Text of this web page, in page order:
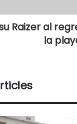
Raizer al
la